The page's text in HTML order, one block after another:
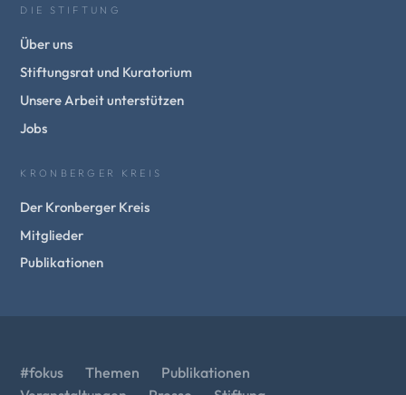
DIE STIFTUNG
Über uns
Stiftungsrat und Kuratorium
Unsere Arbeit unterstützen
Jobs
KRONBERGER KREIS
Der Kronberger Kreis
Mitglieder
Publikationen
#fokus Themen
Publikationen